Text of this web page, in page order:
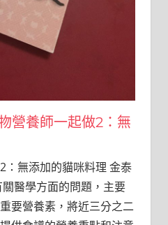
營養師一起做2：無
：無添加的貓咪料理 金泰
醫學方面的問題，主要
要營養素，將近三分之二